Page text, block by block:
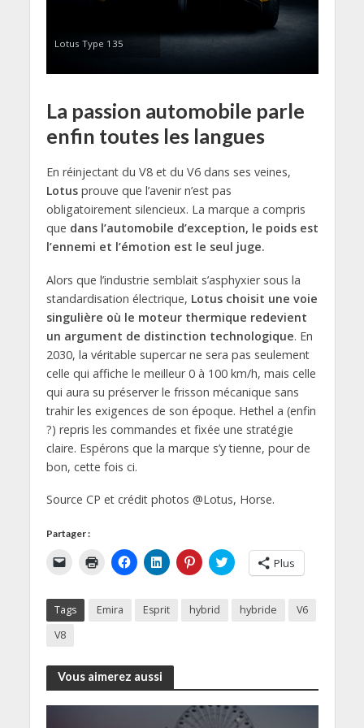
Lotus Type 135
La passion automobile parle
enfin toutes les langues
En réinjectant du V8 et du V6 dans ses veines,
Lotusprouve que l’avenir n’est pas
obligatoirement silencieux. La marque a compris
que dans l’automobile d’exception, le poids est
l’ennemi et l’émotion est le seul juge.
Alors que l’industrie semblait s’asphyxier sous la
standardisation électrique, Lotus choisit une voie
singulière où le moteur thermique redevient
un argument de distinction technologique. En
2030, la véritable supercar ne sera pas seulement
celle qui affiche le meilleur 0 à 100 km/h, mais celle
qui aura su préserver le frisson mécanique sans
trahir les exigences de son époque. Hethel a (enfin
?) repris les commandes et fixée une stratégie
claire. Espérons que la marque s’y tienne, pour de
bon, cette fois ci.
Source CP et crédit photos @Lotus, Horse.
Partager :
u
e
r
r
e
o
e
r
i
r
C
l
r
p
t
C
l
e
r
t
C
l
u
e
a
t
a
C
l
a
t
a
Plus
Tags Emira Esprit hybrid hybride
V6
V8
Vous aimerez aussi